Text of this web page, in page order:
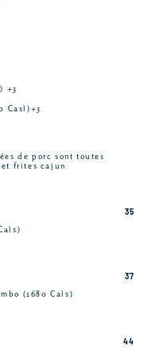
+3
Casl)+3
de porc sont toutes
et frites cajun
35
(1680 Cals)
37
44